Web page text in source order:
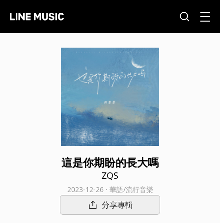
這是你期盼的長大嗎
ZQS
2023-12-26 · 華語/流行音樂
分享專輯